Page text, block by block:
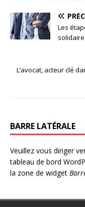
Les
solidaire
L’avocat, acteur clé
BARRE LATÉRALE
Veuillez vous diriger
tableau de bord
la zone de widget